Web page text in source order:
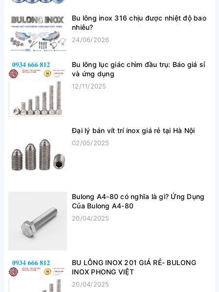
Bu lông inox 316 chịu được nhiệt độ bao
nhiêu?
24/06/2026
Bu lông lục giác chìm đầu trụ: Báo giá sỉ
và ứng dụng
12/11/2025
Đại lý bán vít trí inox giá rẻ tại Hà Nội
02/05/2025
Bulong A4-80 có nghĩa là gì? Ứng Dụng
Của Bulong A4-80
20/04/2025
BU LÔNG INOX 201 GIÁ RẺ- BULONG
INOX PHONG VIỆT
20/04/2025